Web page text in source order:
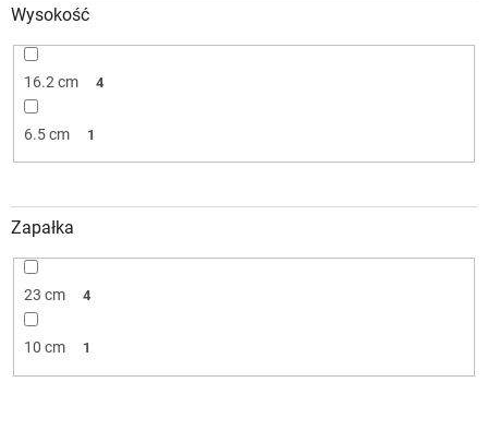
Wysokość
16.2 cm 4
6.5 cm 1
Zapałka
23 cm 4
10 cm 1